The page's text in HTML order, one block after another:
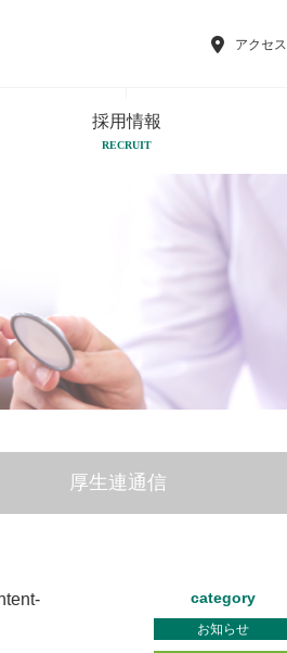
アクセス
採用情報
RECRUIT
厚生連通信
category
お知らせ